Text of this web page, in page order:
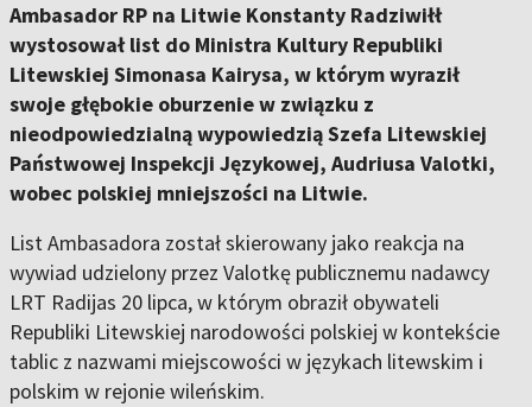
Ambasador RP na Litwie Konstanty Radziwiłł
wystosował list do Ministra Kultury Republiki
Litewskiej Simonasa Kairysa, w którym wyraził
swoje głębokie oburzenie w związku z
nieodpowiedzialną wypowiedzią Szefa Litewskiej
Państwowej Inspekcji Językowej, Audriusa Valotki,
wobec polskiej mniejszości na Litwie.
List Ambasadora został skierowany jako reakcja na
wywiad udzielony przez Valotkę publicznemu nadawcy
LRT Radijas 20 lipca, w którym obraził obywateli
Republiki Litewskiej narodowości polskiej w kontekście
tablic z nazwami miejscowości w językach litewskim i
polskim w rejonie wileńskim.